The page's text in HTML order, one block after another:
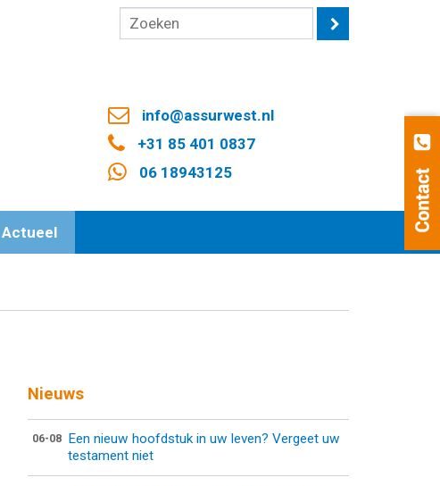
info@assurwest.nl
+31 85 401 0837
06 18943125
Actueel
Nieuws
06-08 Een nieuw hoofdstuk in uw leven? Vergeet uw
testament niet